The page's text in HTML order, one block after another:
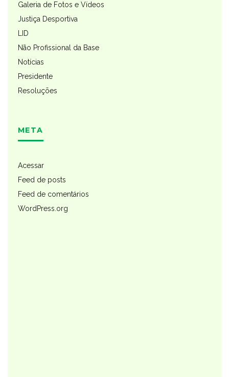
Galeria de Fotos e Vídeos
Justiça Desportiva
LID
Não Profissional da Base
Notícias
Presidente
Resoluções
META
Acessar
Feed de posts
Feed de comentários
WordPress.org